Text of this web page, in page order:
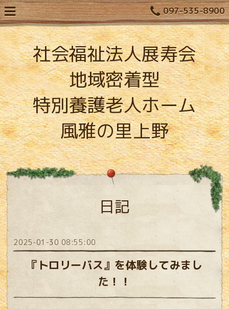
097-535-8900
社会福祉法人展寿会
地域密着型
特別養護老人ホーム
風雅の里上野
日記
2025-01-30 08:55:00
『トロリーバス』を体験してみまし
た！！